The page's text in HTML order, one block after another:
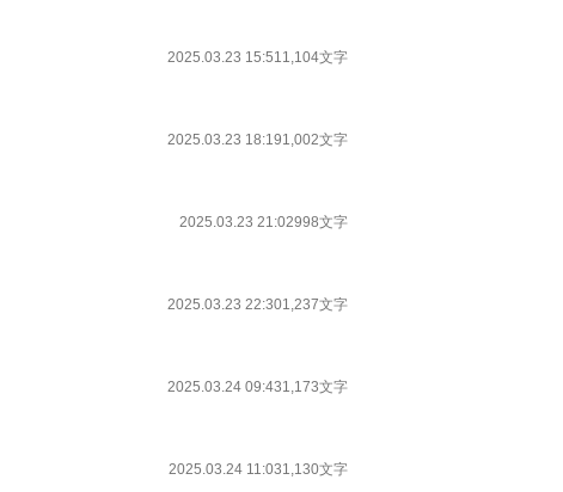
2025.03.23 15:511,104文字
2025.03.23 18:191,002文字
2025.03.23 21:02998文字
2025.03.23 22:301,237文字
2025.03.24 09:431,173文字
2025.03.24 11:031,130文字